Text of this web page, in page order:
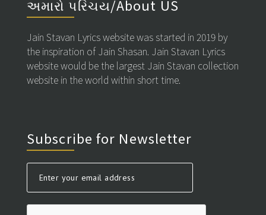
અમારો પરિચય/About US
Jain Stavan Lyrics website was started in 2019 by
the inspiration of Jain Shasan. Jain Stavan Lyrics
website would be the largest Jain Stavan collection
website in the world within short time.
Subscribe for Newsletter